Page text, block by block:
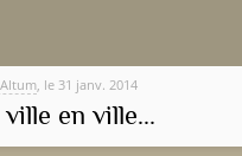
, le 31 janv. 2014
ville en ville...